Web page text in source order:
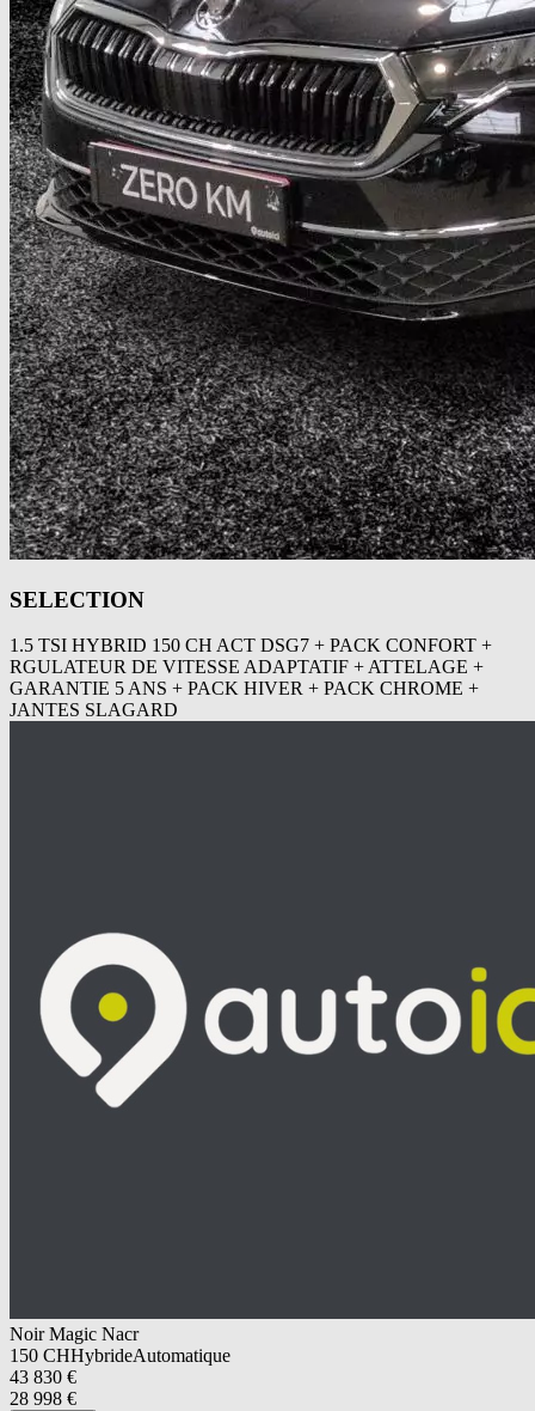
SELECTION
1.5 TSI HYBRID 150 CH ACT DSG7 + PACK CONFORT +
RGULATEUR DE VITESSE ADAPTATIF + ATTELAGE +
GARANTIE 5 ANS + PACK HIVER + PACK CHROME +
JANTES SLAGARD
Noir Magic Nacr
150 CHHybrideAutomatique
43 830 €
28 998 €